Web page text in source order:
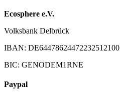
Ecosphere e.V.
Volksbank Delbrück
IBAN: DE64478624472232512100
BIC: GENODEM1RNE
Paypal